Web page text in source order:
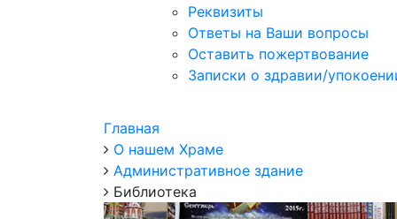
Реквизиты
Ответы на Ваши вопросы
Оставить пожертвование
Записки о здравии/
Главная
О нашем Храме
Административное здание
Библиотека